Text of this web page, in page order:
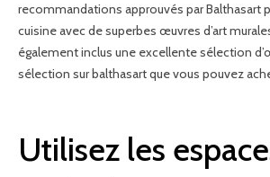
recommandations approuvés par Balthasart
cuisine avec de superbes œuvres d’art
également inclus une excellente sélection
sélection sur balthasart que vous pouvez
Utilisez les